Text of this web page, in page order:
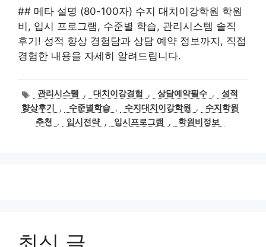
## 메타 설명 (80-100자) 수지 대치이강학원 학원
비, 입시 프로그램, 수준별 학습, 관리시스템 솔직
후기! 성적 향상 경험담과 상담 예약 정보까지, 직접
경험한 내용을 자세히 알려드립니다.
태
그
관리시스템 , 대치이강경험 , 상담예약필수 ,
성적
향상후기
, 수준별학습 , 수지대치이강학원 ,
수지학원
추천
, 입시전략 , 입시프로그램 , 학원비정보